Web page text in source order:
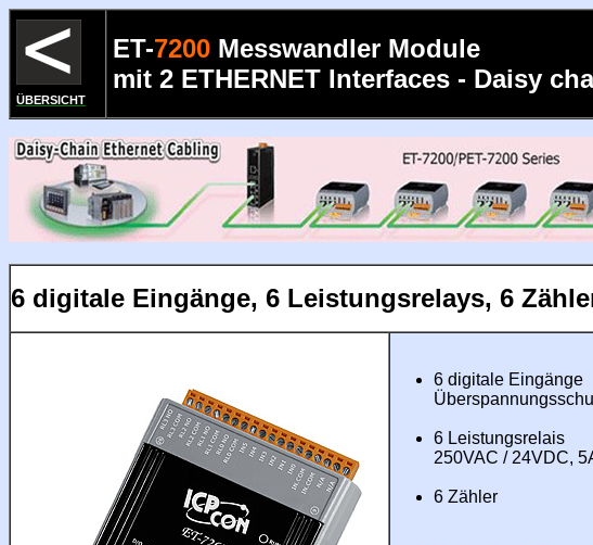
ÜBERSICHT
ET-7200 Messwandler Module
mit 2 ETHERNET Interfaces - Daisy
6 digitale Eingänge, 6 Leistungsrelays, 6
6 digitale Eingänge
6 Leistungsrelais
250VAC / 24VDC,
6 Zähler